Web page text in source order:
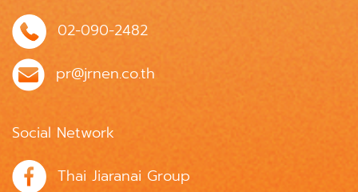
02-090-2482
pr@jrnen.co.th
Social Network
Thai Jiaranai Group